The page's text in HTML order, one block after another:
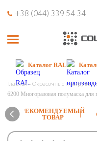
+38 (044) 339 54 34
Каталог RAL
Главная Окрасочные
6200 Многоразовая полумаска
РЕКОМЕНДУЕМЫЙ
ТОВАР